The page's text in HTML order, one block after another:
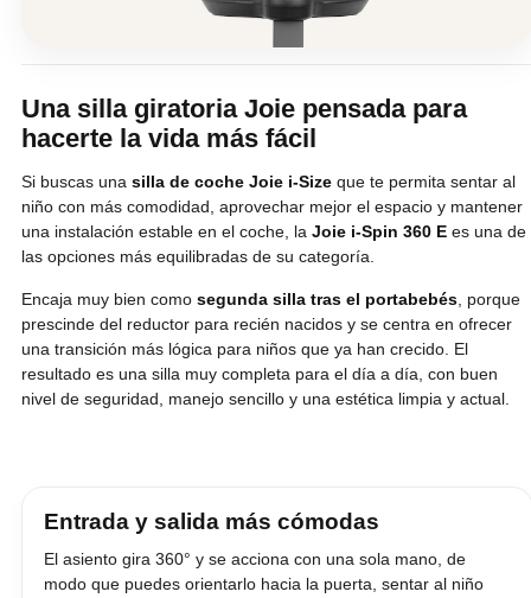
Una silla giratoria Joie pensada para
hacerte la vida más fácil
Si buscas una silla de coche Joie i-Size que te permita sentar al
niño con más comodidad, aprovechar mejor el espacio y mantener
una instalación estable en el coche, la Joie i-Spin 360 E es una de
las opciones más equilibradas de su categoría.
Encaja muy bien como segunda silla tras el portabebés, porque
prescinde del reductor para recién nacidos y se centra en ofrecer
una transición más lógica para niños que ya han crecido. El
resultado es una silla muy completa para el día a día, con buen
nivel de seguridad, manejo sencillo y una estética limpia y actual.
Entrada y salida más cómodas
El asiento gira 360° y se acciona con una sola mano, de
modo que puedes orientarlo hacia la puerta, sentar al niño